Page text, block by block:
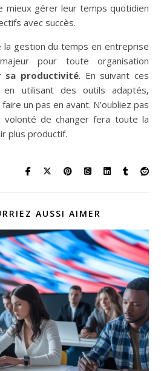
mieux gérer leur temps quotidien
avec succès.
la gestion du temps en entreprise
pour toute organisation
sa productivité. En suivant ces
utilisant des outils adaptés,
un pas en avant. N’oubliez pas
de changer fera toute la
plus productif.
AUSSI AIMER